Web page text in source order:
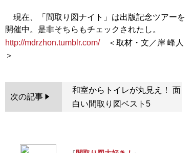
現在、「間取り図ナイト」は出版記念ツアーを
開催中。是非そちらもチェックされたし。
http://mdrzhon.tumblr.com/＜取材・文／岸 峰人
次の記事
和室からトイレが丸見え！ 面
白い間取り図ベスト5